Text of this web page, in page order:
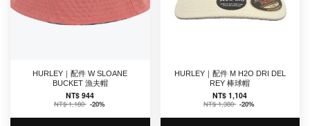
HURLEY｜配件 W SLOANE
BUCKET 漁夫帽
NT$ 944
NT$ 1,180 -20%
HURLEY｜配件 M H2O DRI DEL
REY 棒球帽
NT$ 1,104
NT$ 1,380 -20%